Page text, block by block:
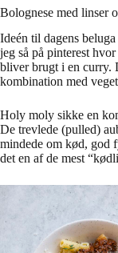
Bolognese med linser
Ideén til dagens
jeg så på pinterest
bliver brugt i en curry.
kombination med
Holy moly sikke en
De trevlede (pulled)
mindede om kød, god
det en af de mest